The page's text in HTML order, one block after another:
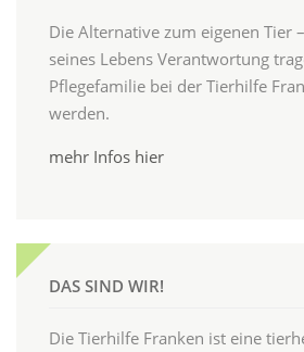
Die Alternative zum eigenen Tier
seines Lebens Verantwortung
Pflegefamilie bei der Tierhilfe
werden.
mehr Infos hier
DAS SIND WIR!
Die Tierhilfe Franken ist eine